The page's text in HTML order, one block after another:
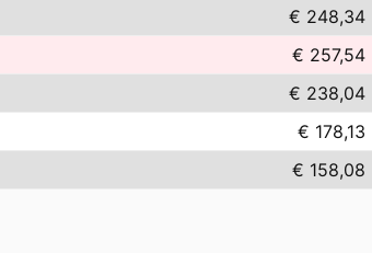
€ 248,34
€ 257,54
€ 238,04
€ 178,13
€ 158,08